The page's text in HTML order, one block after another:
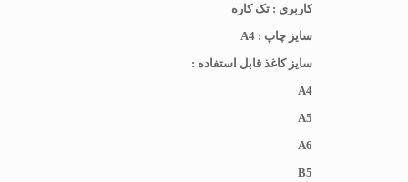
کاربری : تک کاره
سایز چاپ : A4
سایز کاغذ قابل استفاده :
A4
A5
A6
B5